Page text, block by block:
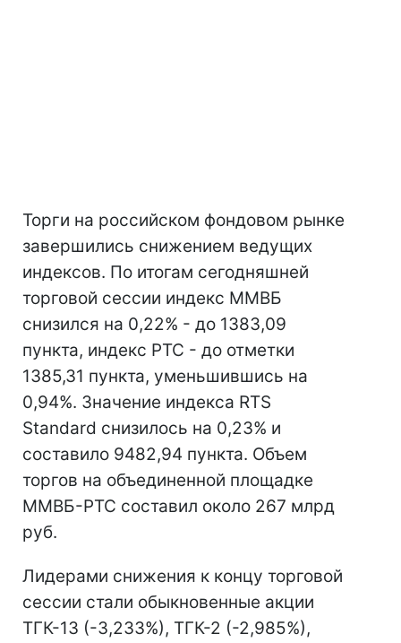
Торги на российском фондовом рынке
завершились снижением ведущих
индексов. По итогам сегодняшней
торговой сессии индекс ММВБ
снизился на 0,22% - до 1383,09
пункта, индекс РТС - до отметки
1385,31 пункта, уменьшившись на
0,94%. Значение индекса RTS
Standard снизилось на 0,23% и
составило 9482,94 пункта. Объем
торгов на объединенной площадке
ММВБ-РТС составил около 267 млрд
руб.
Лидерами снижения к концу торговой
сессии стали обыкновенные акции
ТГК-13 (-3,233%), ТГК-2 (-2,985%),